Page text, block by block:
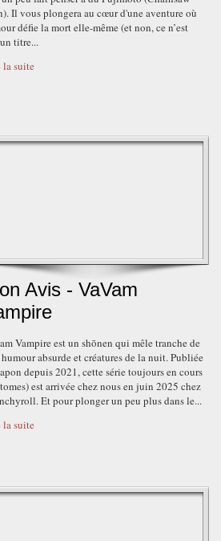
Il vous plongera au cœur d'une aventure où
défie la mort elle-même (et non, ce n’est
titre...
suite
Avis - VaVam
Vampire est un shōnen qui mêle tranche de
absurde et créatures de la nuit. Publiée
depuis 2021, cette série toujours en cours
est arrivée chez nous en juin 2025 chez
Et pour plonger un peu plus dans le...
suite